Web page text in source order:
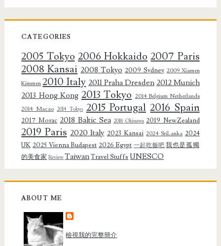
CATEGORIES
2005 Tokyo 2006 Hokkaido 2007 Paris
2008 Kansai 2008 Tokyo 2009 Sydney 2009 Xiamen
Kimmen 2010 Italy 2011 Praha Dresden 2012 Munich
2013 Hong Kong 2013 Tokyo 2014 Belgium Netherlands
2014 Macao 2014 Tokyo 2015 Portugal 2016 Spain
2017 Morac 2018 Baltic Sea 2018 Okinawa 2019 NewZealand
2019 Paris 2020 Italy 2023 Kansai 2024 SriLanka 2024
UK 2025 Vienna Budapest 2026 Egypt 一起吃飯吧 我也是孤獨
的美食家 ReviewTaiwan Travel Stuffs UNESCO
ABOUT ME
檢視我的完整簡介